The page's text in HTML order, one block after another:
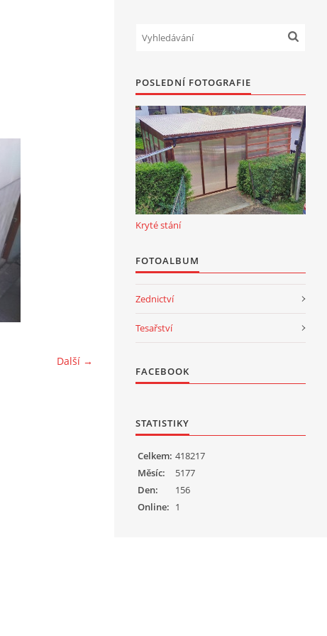
Další →
POSLEDNÍ FOTOGRAFIE
Kryté stání
FOTOALBUM
Zednictví
Tesařství
FACEBOOK
STATISTIKY
Online: 1
Celkem: 418217
Měsíc:
5177
Den:
156